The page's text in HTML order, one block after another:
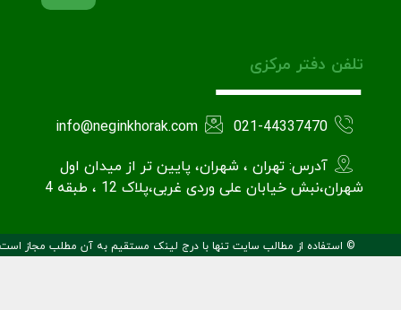
تلفن دفتر مرکزی
021-44337470
info@neginkhorak.com
آدرس: تهران ، شهران، پایین تر از میدان اول
شهران،نبش خیابان علی وردی غربی،پلاک 12 ، طبقه 4
© استفاده از مطالب سایت تنها با درج لینک مستقیم به آن مطلب مجاز